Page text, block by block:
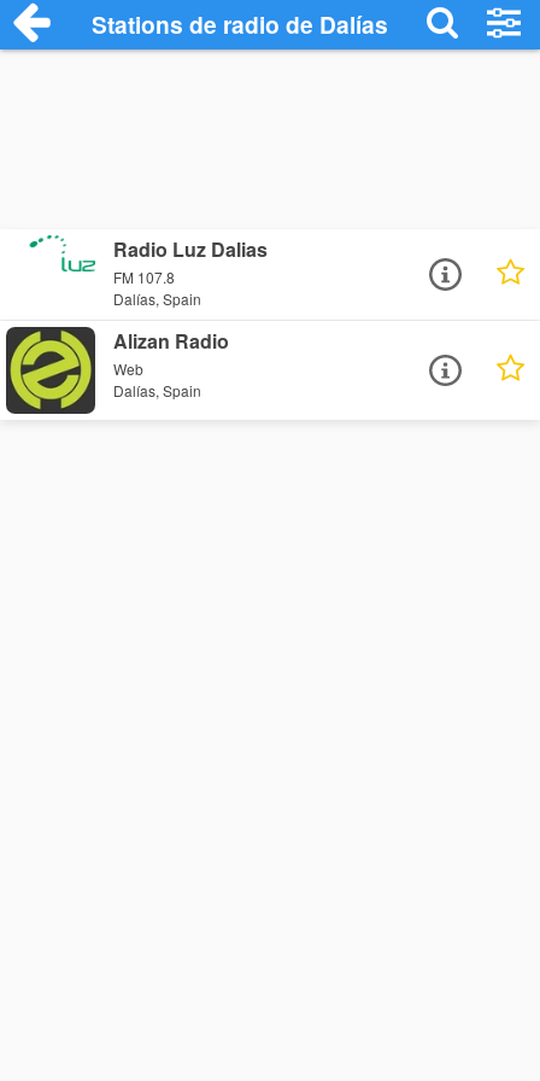
Stations de radio de Dalías
Radio Luz Dalias
FM 107.8
Dalías, Spain
Alizan Radio
Web
Dalías, Spain